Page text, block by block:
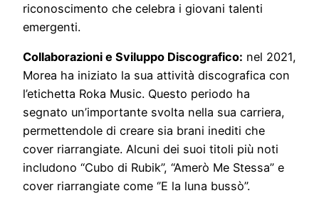
riconoscimento che celebra i giovani talenti
emergenti.
Collaborazioni e Sviluppo Discografico: nel 2021,
Morea ha iniziato la sua attività discografica con
l’etichetta Roka Music. Questo periodo ha
segnato un’importante svolta nella sua carriera,
permettendole di creare sia brani inediti che
cover riarrangiate. Alcuni dei suoi titoli più noti
includono “Cubo di Rubik”, “Amerò Me Stessa” e
cover riarrangiate come ‘’E la luna bussò”.